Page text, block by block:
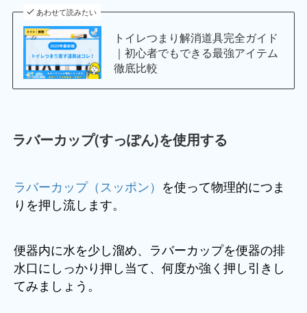
あわせて読みたい
トイレつまり解消道具完全ガイド
｜初心者でもできる最強アイテム
徹底比較
ラバーカップ(すっぽん)を使用する
ラバーカップ（スッポン） を使って物理的につま
りを押し流します。
便器内に水を少し溜め、ラバーカップを便器の排
水口にしっかり押し当て、何度か強く押し引きし
てみましょう。